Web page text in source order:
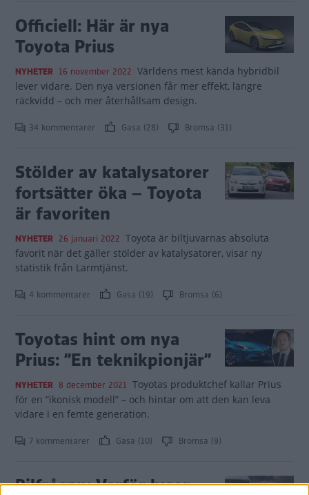
Officiell: Här är nya
Toyota Prius
NYHETER 16 november 2022 Världens mest kända hybridbil
lever vidare. Den nya versionen får mer effekt, längre
räckvidd – och mer återhållsam design.
34 kommentarer Gasa (28) Bromsa (31)
Stölder av katalysatorer
fortsätter öka – Toyota
är favoriten
NYHETER 26 januari 2022 Toyota är biltjuvarnas absoluta
favorit när det gäller stölder av katalysatorer, visar ny
statistik från Larmtjänst.
4 kommentarer Gasa (19) Bromsa (6)
Toyotas hint om nya
Prius: ”En teknikpionjär”
NYHETER 8 december 2021 Toyotas produktchef kallar Prius
för en ”ikonisk modell” – och hintar om att den kan leva
vidare i en femte generation.
7 kommentarer Gasa (10) Bromsa (9)
Bilfrågan: Varför lyser